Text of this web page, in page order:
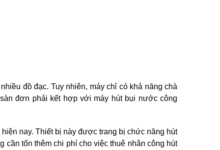
đồ đạc. Tuy nhiên, máy chỉ có khả năng chà
đơn phải kết hợp với máy hút bụi nước công
nay. Thiết bị này được trang bị chức năng hút
tốn thêm chi phí cho việc thuê nhân công hút